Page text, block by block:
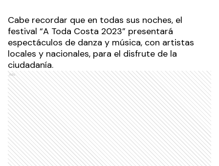
Cabe recordar que en todas sus noches, el
festival “A Toda Costa 2023” presentará
espectáculos de danza y música, con artistas
locales y nacionales, para el disfrute de la
ciudadanía.
Ads